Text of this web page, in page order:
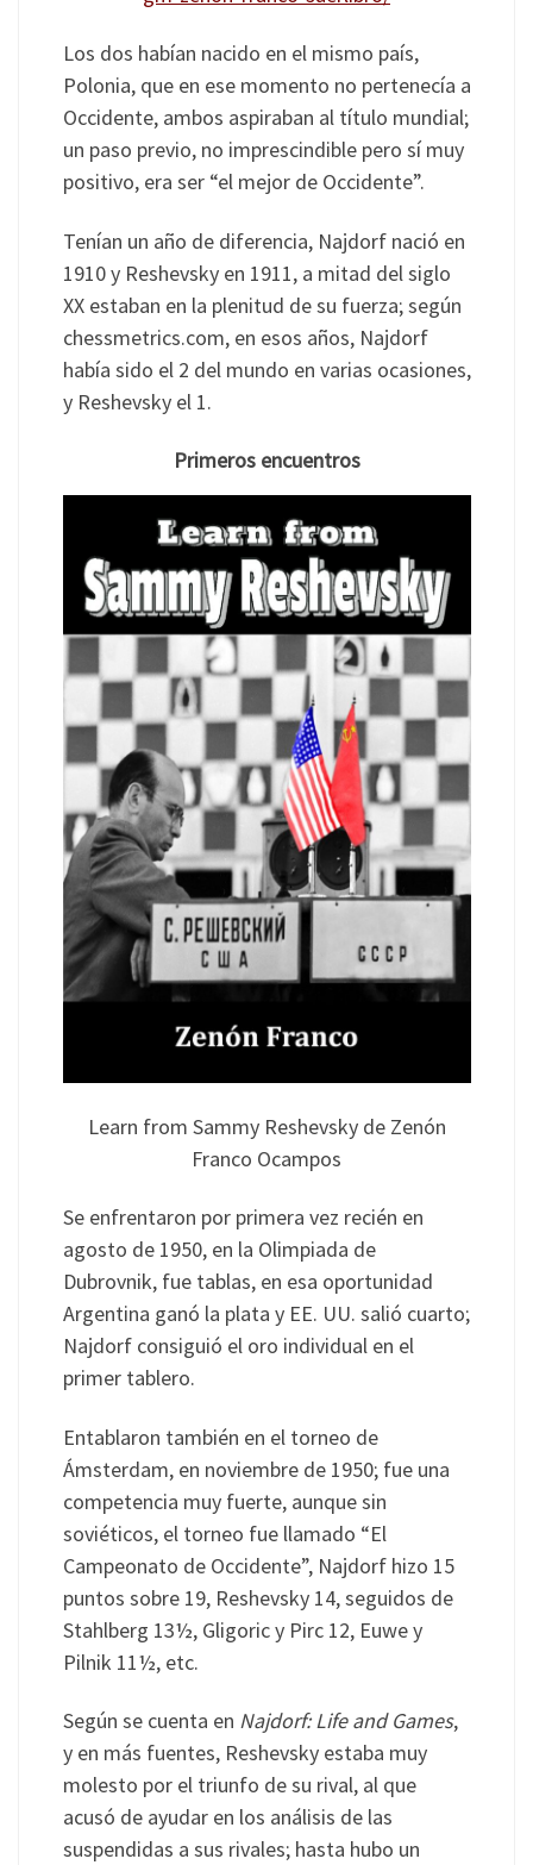
Los dos habían nacido en el mismo país,
Polonia, que en ese momento no pertenecía a
Occidente, ambos aspiraban al título mundial;
un paso previo, no imprescindible pero sí muy
positivo, era ser “el mejor de Occidente”.
Tenían un año de diferencia, Najdorf nació en
1910 y Reshevsky en 1911, a mitad del siglo
XX estaban en la plenitud de su fuerza; según
chessmetrics.com, en esos años, Najdorf
había sido el 2 del mundo en varias ocasiones,
y Reshevsky el 1.
Primeros encuentros
Learn from Sammy Reshevsky de Zenón
Franco Ocampos
Se enfrentaron por primera vez recién en
agosto de 1950, en la Olimpiada de
Dubrovnik, fue tablas, en esa oportunidad
Argentina ganó la plata y EE. UU. salió cuarto;
Najdorf consiguió el oro individual en el
primer tablero.
Entablaron también en el torneo de
Ámsterdam, en noviembre de 1950; fue una
competencia muy fuerte, aunque sin
soviéticos, el torneo fue llamado “El
Campeonato de Occidente”, Najdorf hizo 15
puntos sobre 19, Reshevsky 14, seguidos de
Stahlberg 13½, Gligoric y Pirc 12, Euwe y
Pilnik 11½, etc.
Según se cuenta en Najdorf: Life and Games,
y en más fuentes, Reshevsky estaba muy
molesto por el triunfo de su rival, al que
acusó de ayudar en los análisis de las
suspendidas a sus rivales; hasta hubo un